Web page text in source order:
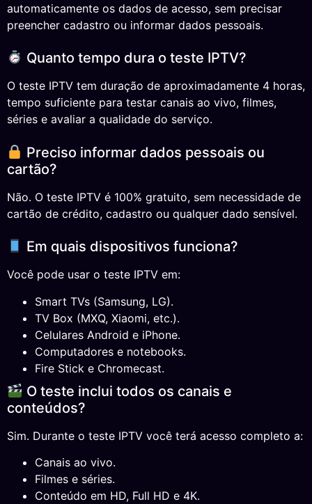
automaticamente os dados de acesso, sem precisar
preencher cadastro ou informar dados pessoais.
Quanto tempo dura o teste IPTV?
O teste IPTV tem duração de aproximadamente 4 horas,
tempo suficiente para testar canais ao vivo, filmes,
séries e avaliar a qualidade do serviço.
Preciso informar dados pessoais ou
cartão?
Não. O teste IPTV é 100% gratuito, sem necessidade de
cartão de crédito, cadastro ou qualquer dado sensível.
Em quais dispositivos funciona?
Você pode usar o teste IPTV em:
Smart TVs (Samsung, LG).
TV Box (MXQ, Xiaomi, etc.).
Celulares Android e iPhone.
Computadores e notebooks.
Fire Stick e Chromecast.
O teste inclui todos os canais e
conteúdos?
Sim. Durante o teste IPTV você terá acesso completo a:
Canais ao vivo.
Filmes e séries.
Conteúdo em HD, Full HD e 4K.